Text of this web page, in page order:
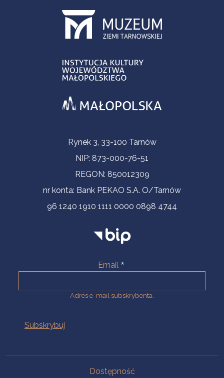
Informacje kontaktoweRynek 3, 33-100 Tarnów
NIP: 873-000-76-51
REGON: 850012309
nr konta: Bank PEKAO S.A. O/Tarnów
96 1240 1910 1111 0000 0898 4744
Email
Adres e-mail subskrybenta.
Dostępność